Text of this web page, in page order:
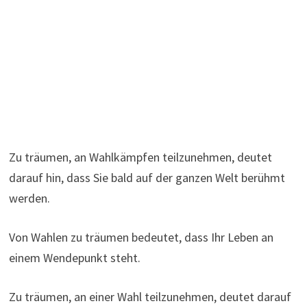
Zu träumen, an Wahlkämpfen teilzunehmen, deutet
darauf hin, dass Sie bald auf der ganzen Welt berühmt
werden.
Von Wahlen zu träumen bedeutet, dass Ihr Leben an
einem Wendepunkt steht.
Zu träumen, an einer Wahl teilzunehmen, deutet darauf